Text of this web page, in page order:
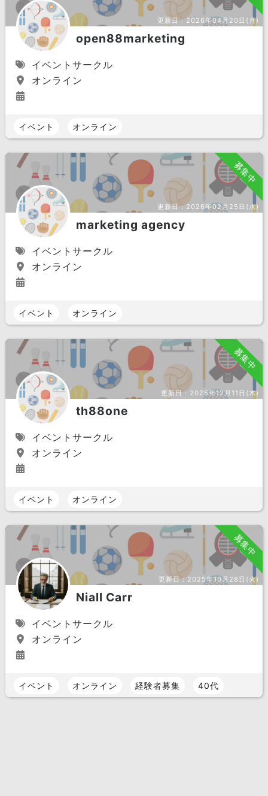
更新日：2026年04月20日(月)
open88marketing
イベントサークル
オンライン
イベント オンライン
募集中
更新日：2026年02月25日(水)
marketing agency
イベントサークル
オンライン
イベント オンライン
募集中
更新日： 2025年12月11日(木)
th88one
イベントサークル
オンライン
イベント オンライン
募集中
更新日： 2025年10月28日(火)
Niall Carr
イベントサークル
オンライン
イベント オンライン 経験者募集 40代